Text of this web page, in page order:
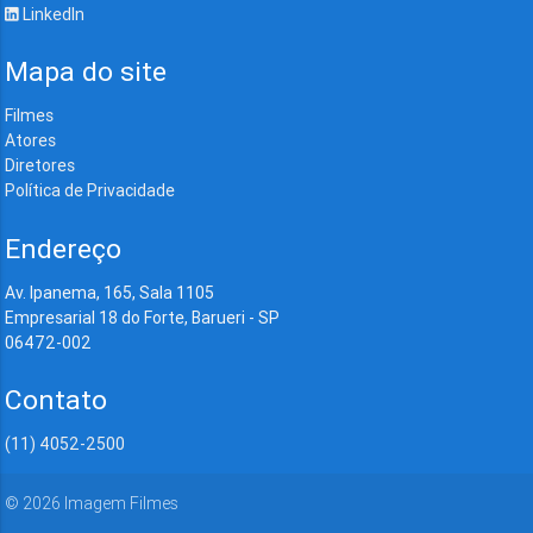
LinkedIn
Mapa do site
Filmes
Atores
Diretores
Política de Privacidade
Endereço
Av. Ipanema, 165, Sala 1105
Empresarial 18 do Forte, Barueri - SP
06472-002
Contato
(11) 4052-2500
© 2026 Imagem Filmes